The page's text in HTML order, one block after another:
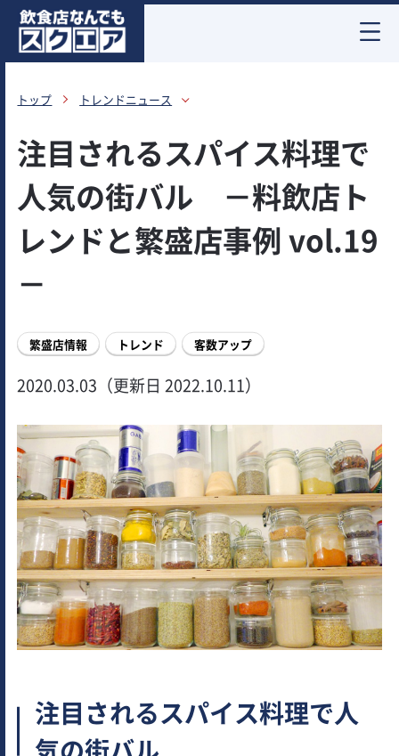
トップ トレンドニュース
注目されるスパイス料理で
人気の街バル －料飲店ト
レンドと繁盛店事例 vol.19
－
繁盛店情報 トレンド 客数アップ
2020.03.03（更新日 2022.10.11）
注目されるスパイス料理で人